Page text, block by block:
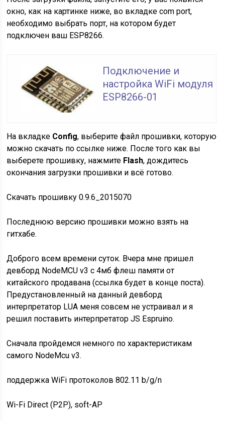
окно, как на картинке ниже, во вкладке com port,
необходимо выбрать порт, на котором будет
подключен ваш ESP8266.
Подключение и
настройка WiFi модуля
ESP8266-01
На вкладке Config, выберите файл прошивки, которую
можно скачать по ссылке ниже. После того как вы
выберете прошивку, нажмите Flash, дождитесь
окончания загрузки прошивки и всё готово.
Скачать прошивку 0.9.6_2015070
Последнюю версию прошивки можно взять на
гитхабе.
Доброго всем времени суток. Вчера мне пришел
девборд NodeMCU v3 с 4мб флеш памяти от
китайского продавана (ссылка будет в конце поста).
Предустановленный на данный девборд
интерпретатор LUA меня совсем не устраивал и я
решил поставить интерпретатор JS Espruino.
Сначала пройдемся немного по характеристикам
самого NodeMcu v3.
поддержка WiFi протоколов 802.11 b/g/n
Wi-Fi Direct (P2P), soft-AP